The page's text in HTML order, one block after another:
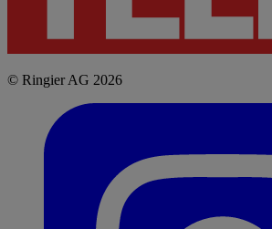
© Ringier AG 2026